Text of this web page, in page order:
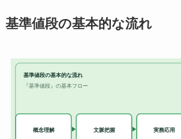
基準値段の基本的な流れ
基準値段の基本的な流れ
『基準値段』の基本フロー
概念理解 文脈把握 実務応用